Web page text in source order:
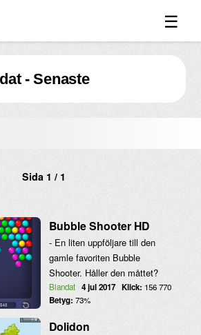
☰
- Senaste
Sida 1 / 1
Bubble Shooter HD
- En liten uppföljare till den
gamle favoriten Bubble
Shooter. Håller den måttet?
Blandat 4 jul 2017 Klick: 156 770
Betyg: 73%
Dolidon